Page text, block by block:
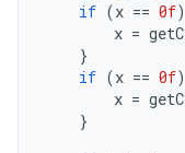
if (x == 0f)
x =
}
if (x == 0f)
x =
}